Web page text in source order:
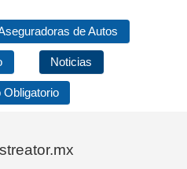
de Autos
Noticias
Obligatorio